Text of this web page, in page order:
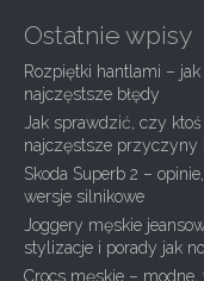
n
a
v
i
g
a
t
i
Ostatnie wpisy
Rozpiętki hantlami –
najczęstsze błędy
Jak sprawdzić, czy
najczęstsze przyczyny
Skoda Superb 2 –
wersje silnikowe
Joggery męskie
stylizacje i porady jak
Crocs męskie –